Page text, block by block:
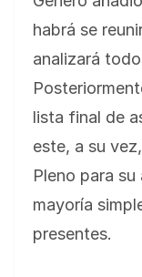
habrá se
analizará
lista final de
este, a su
Pleno para
mayoría
presentes.